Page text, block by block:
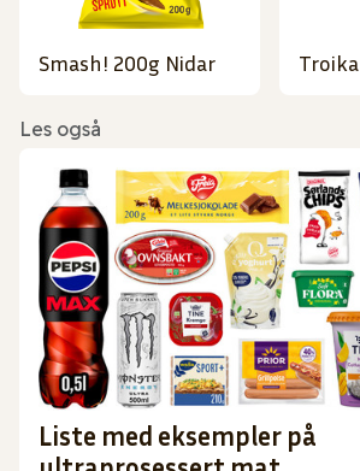
Smash! 200g Nidar
Les også
Liste med eksempler på